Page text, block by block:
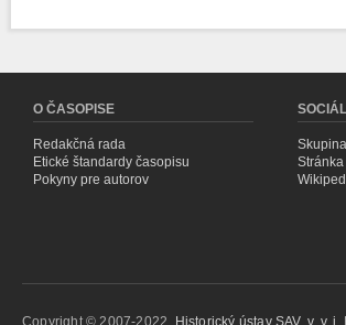
O ČASOPISE
Redakčná rada
Etické štandardy časopisu
Pokyny pre autorov